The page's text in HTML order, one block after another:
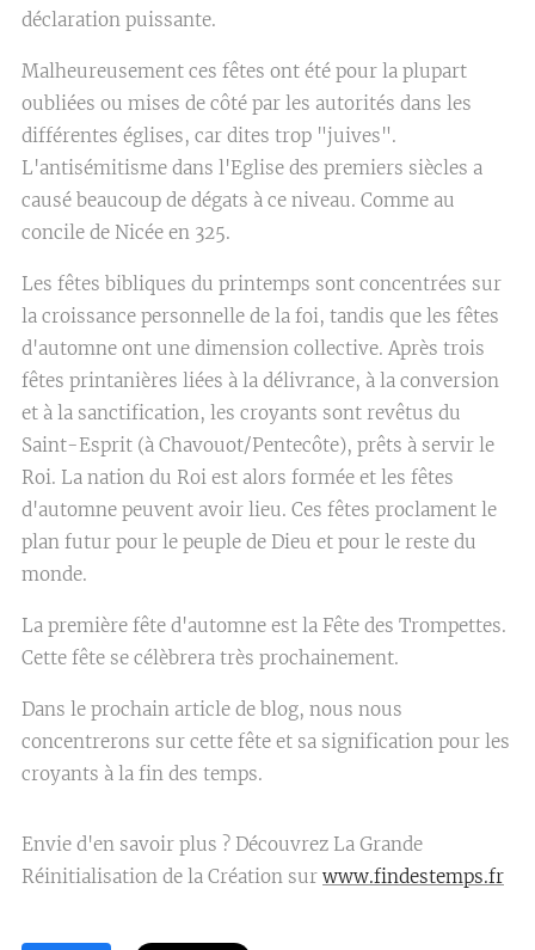
déclaration puissante.
Malheureusement ces fêtes ont été pour la plupart
oubliées ou mises de côté par les autorités dans les
différentes églises, car dites trop "juives".
L'antisémitisme dans l'Eglise des premiers siècles a
causé beaucoup de dégats à ce niveau. Comme au
concile de Nicée en 325.
Les fêtes bibliques du printemps sont concentrées sur
la croissance personnelle de la foi, tandis que les fêtes
d'automne ont une dimension collective. Après trois
fêtes printanières liées à la délivrance, à la conversion
et à la sanctification, les croyants sont revêtus du
Saint-Esprit (à Chavouot/Pentecôte), prêts à servir le
Roi. La nation du Roi est alors formée et les fêtes
d'automne peuvent avoir lieu. Ces fêtes proclament le
plan futur pour le peuple de Dieu et pour le reste du
monde.
La première fête d'automne est la Fête des Trompettes.
Cette fête se célèbrera très prochainement.
Dans le prochain article de blog, nous nous
concentrerons sur cette fête et sa signification pour les
croyants à la fin des temps.
Envie d'en savoir plus ? Découvrez La Grande
Réinitialisation de la Création sur www.findestemps.fr